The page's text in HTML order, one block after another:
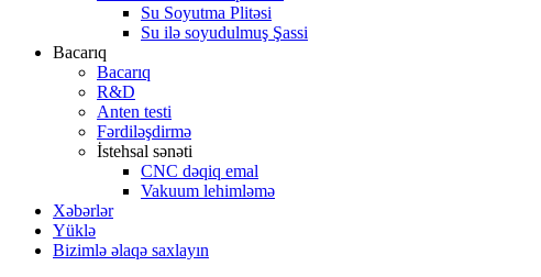
Su Soyutma Plitəsi
Su ilə soyudulmuş Şassi
Bacarıq
Bacarıq
R&D
Anten testi
Fərdiləşdirmə
İstehsal sənəti
CNC dəqiq emal
Vakuum lehimləmə
Xəbərlər
Yüklə
Bizimlə əlaqə saxlayın